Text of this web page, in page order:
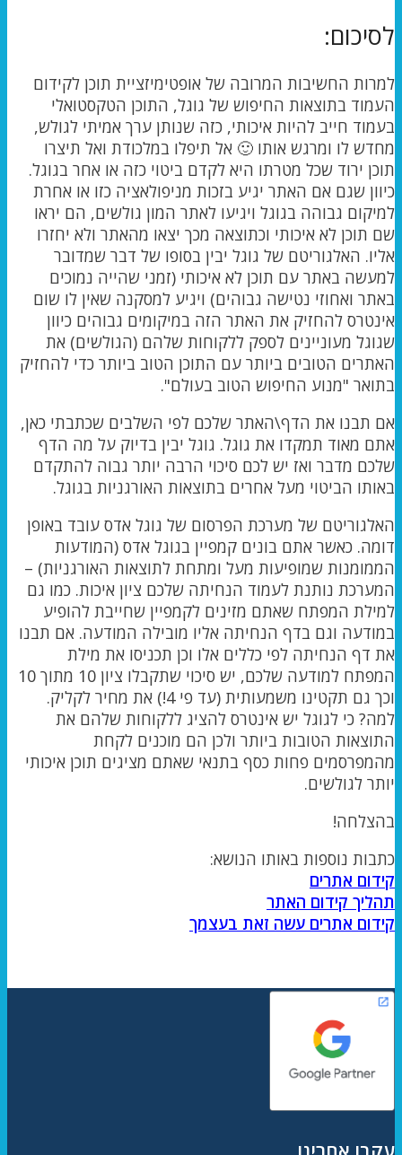
לסיכום:
למרות החשיבות המרובה של אופטימיזציית תוכן לקידום
העמוד בתוצאות החיפוש של גוגל, התוכן הטקסטואלי
בעמוד חייב להיות איכותי, כזה שנותן ערך אמיתי לגולש,
מחדש לו ומרגש אותו 🙂 אל תיפלו במלכודת ואל תיצרו
תוכן ירוד שכל מטרתו היא לקדם ביטוי כזה או אחר בגוגל.
כיוון שגם אם האתר יגיע בזכות מניפולאציה כזו או אחרת
למיקום גבוהה בגוגל ויגיעו לאתר המון גולשים, הם יראו
שם תוכן לא איכותי וכתוצאה מכך יצאו מהאתר ולא יחזרו
אליו. האלגוריטם של גוגל יבין בסופו של דבר שמדובר
למעשה באתר עם תוכן לא איכותי (זמני שהייה נמוכים
באתר ואחוזי נטישה גבוהים) ויגיע למסקנה שאין לו שום
אינטרס להחזיק את האתר הזה במיקומים גבוהים כיוון
שגוגל מעוניינים לספק ללקוחות שלהם (הגולשים) את
האתרים הטובים ביותר עם התוכן הטוב ביותר כדי להחזיק
בתואר "מנוע החיפוש הטוב בעולם".
אם תבנו את הדף\האתר שלכם לפי השלבים שכתבתי כאן,
אתם מאוד תמקדו את גוגל. גוגל יבין בדיוק על מה הדף
שלכם מדבר ואז יש לכם סיכוי הרבה יותר גבוה להתקדם
באותו הביטוי מעל אחרים בתוצאות האורגניות בגוגל.
האלגוריטם של מערכת הפרסום של גוגל אדס עובד באופן
דומה. כאשר אתם בונים קמפיין בגוגל אדס (המודעות
הממומנות שמופיעות מעל ומתחת לתוצאות האורגניות) –
המערכת נותנת לעמוד הנחיתה שלכם ציון איכות. כמו גם
למילת המפתח שאתם מזינים לקמפיין שחייבת להופיע
במודעה וגם בדף הנחיתה אליו מובילה המודעה. אם תבנו
את דף הנחיתה לפי כללים אלו וכן תכניסו את מילת
המפתח למודעה שלכם, יש סיכוי שתקבלו ציון 10 מתוך 10
וכך גם תקטינו משמעותית (עד פי 4!) את מחיר לקליק.
למה? כי לגוגל יש אינטרס להציג ללקוחות שלהם את
התוצאות הטובות ביותר ולכן הם מוכנים לקחת
מהמפרסמים פחות כסף בתנאי שאתם מציגים תוכן איכותי
יותר לגולשים.
בהצלחה!
כתבות נוספות באותו הנושא:
קידום אתרים
תהליך קידום האתר
קידום אתרים עשה זאת בעצמך
עקבו אחרינו